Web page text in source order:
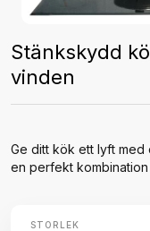
Stänkskydd
vinden
Ge ditt kök ett lyft med
en perfekt
STORLEK